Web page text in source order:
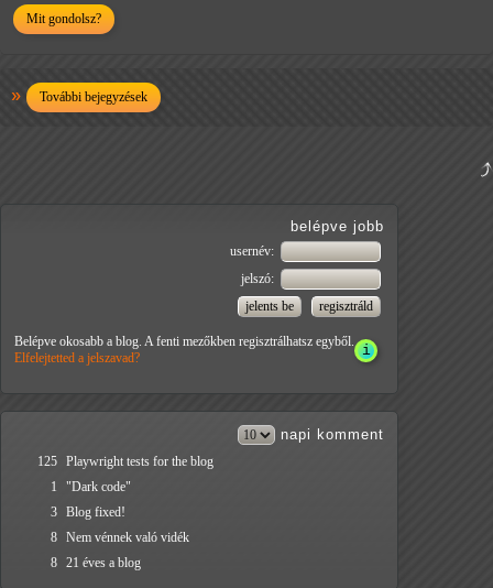
Mit gondolsz?
További bejegyzések
belépve jobb
usernév:
jelszó:
Belépve okosabb a blog. A fenti mezőkben regisztrálhatsz egyből.
Elfelejtetted a jelszavad?
napi komment
125 Playwright tests for the blog
1
"Dark code"
3 Blog fixed!
8 Nem vénnek való vidék
8 21 éves a blog